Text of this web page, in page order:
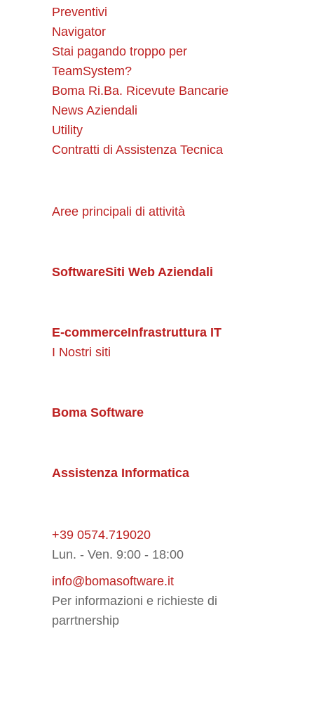
Preventivi
Navigator
Stai pagando troppo per
TeamSystem?
Boma Ri.Ba. Ricevute Bancarie
News Aziendali
Utility
Contratti di Assistenza Tecnica
Aree principali di attività
SoftwareSiti Web Aziendali
E-commerceInfrastruttura IT
I Nostri siti
Boma Software
Assistenza Informatica
+39 0574.719020
Lun. - Ven. 9:00 - 18:00
info@bomasoftware.it
Per informazioni e richieste di
parrtnership